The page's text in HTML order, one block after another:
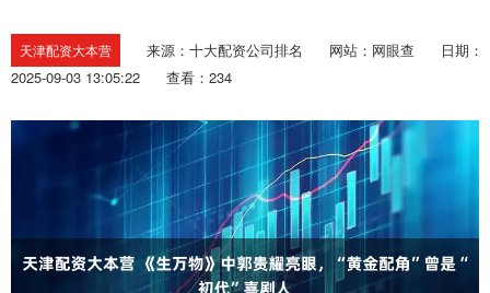
天津配资大本营 来源：十大配资公司排名 网站：网眼查
日期：
2025-09-03 13:05:22
查看：234